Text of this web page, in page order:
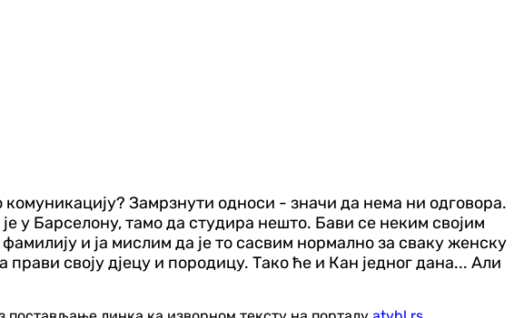
Замрзнути односи - значи да нема ни одговора.
у Барселону, тамо да студира нешто. Бави се неким својим
и ја мислим да је то сасвим нормално за сваку женску
своју дјецу и породицу. Тако ће и Кан једног дана... Али